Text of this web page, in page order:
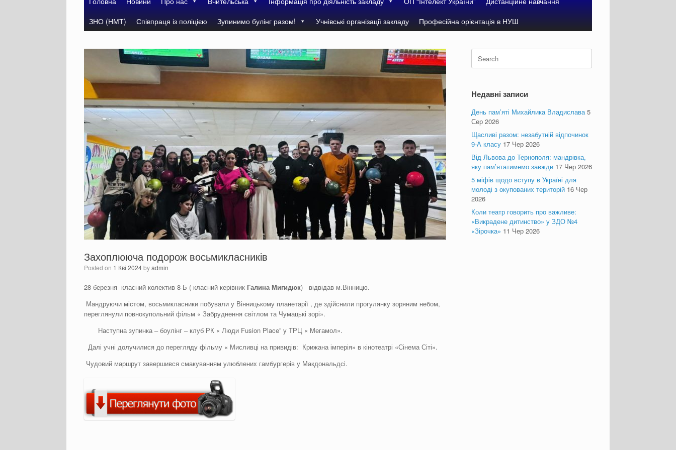
ЗНО (НМТ)
Співпраця із поліцією Зупинимо булінг разом! Учнівські організації закладу Професійна орієнтація в НУШ
Захоплююча подорож восьмикласників
Posted on 1 Кві 2024byadmin
28 березня класний колектив 8-Б ( класний керівник Галина Мигидюк) відвідав м.Вінницю.
Мандруючи містом, восьмикласники побували у Вінницькому планетарії , де здійснили прогулянку зоряним небом,
переглянули повнокупольний фільм « Забруднення світлом та Чумацькі зорі».
Наступна зупинка – боулінг – клуб РК « Люди Fusion Place” у ТРЦ « Мегамол».
Далі учні долучилися до перегляду фільму « Мисливці на привидів: Крижана імперія» в кінотеатрі «Сінема Сіті».
Чудовий маршрут завершився смакуванням улюблених гамбургерів у Макдональдсі.
Search
for:
Недавні записи
День пам’яті Михайлика Владислава 5
Сер 2026
Щасливі разом: незабутній відпочинок
9-А класу 17 Чер 2026
Від Львова до Тернополя: мандрівка,
яку пам’ятатимемо завжди 17 Чер 2026
5 міфів щодо вступу в Україні для
молоді з окупованих територій 16 Чер
2026
Коли театр говорить про важливе:
«Викрадене дитинство» у ЗДО №4
«Зірочка» 11 Чер 2026